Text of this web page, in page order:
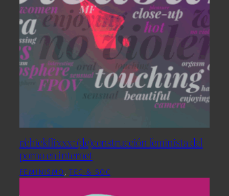
r/chickflixxx: (de)construcción feminista del
porno en internet
FEMINISMO, TEC & SOC